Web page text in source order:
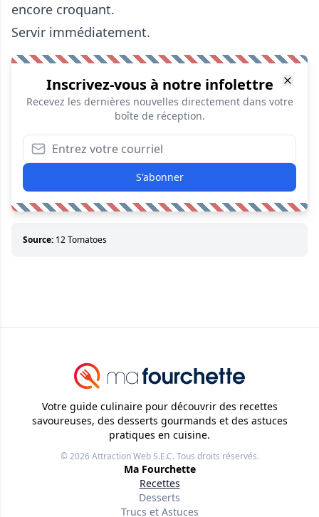
encore croquant.
Servir immédiatement.
Inscrivez-vous à notre infolettre
Recevez les dernières nouvelles directement dans votre
boîte de réception.
S'abonner
Source: 12 Tomatoes
Votre guide culinaire pour découvrir des recettes
savoureuses, des desserts gourmands et des astuces
pratiques en cuisine.
© 2026Attraction Web S.E.C.Tous droits réservés.
Ma Fourchette
Recettes
Desserts
Trucs et Astuces